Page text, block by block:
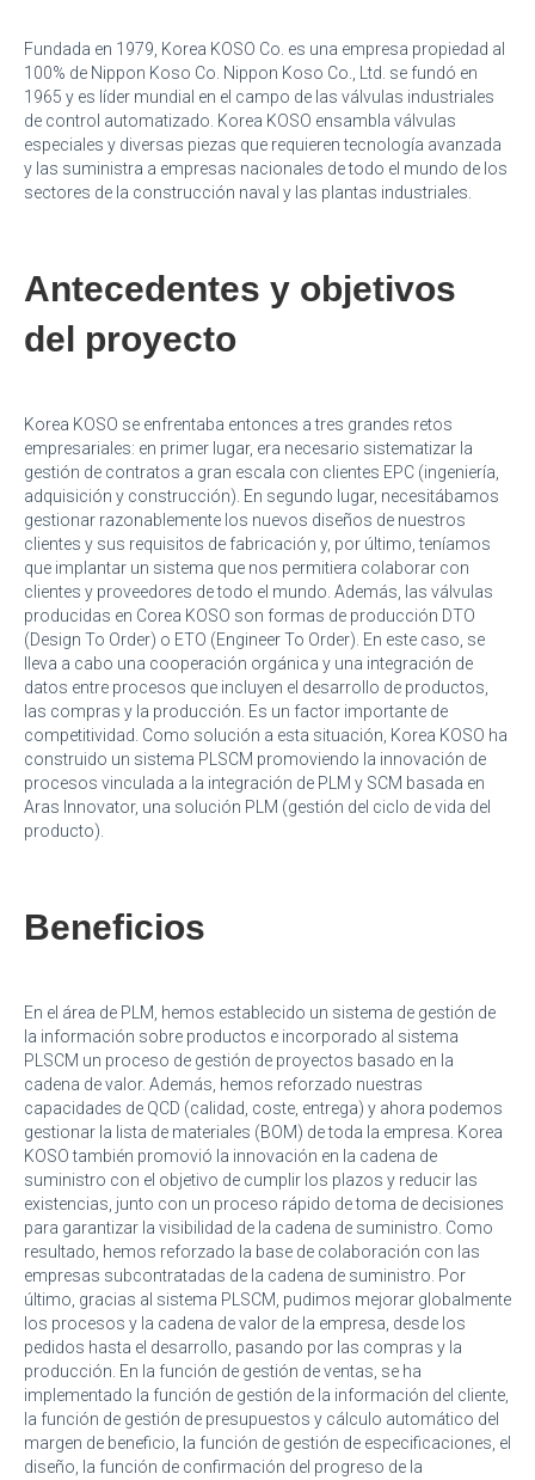
Fundada en 1979, Korea KOSO Co. es una empresa propiedad al
100% de Nippon Koso Co. Nippon Koso Co., Ltd. se fundó en
1965 y es líder mundial en el campo de las válvulas industriales
de control automatizado. Korea KOSO ensambla válvulas
especiales y diversas piezas que requieren tecnología avanzada
y las suministra a empresas nacionales de todo el mundo de los
sectores de la construcción naval y las plantas industriales.
Antecedentes y objetivos
del proyecto
Korea KOSO se enfrentaba entonces a tres grandes retos
empresariales: en primer lugar, era necesario sistematizar la
gestión de contratos a gran escala con clientes EPC (ingeniería,
adquisición y construcción). En segundo lugar, necesitábamos
gestionar razonablemente los nuevos diseños de nuestros
clientes y sus requisitos de fabricación y, por último, teníamos
que implantar un sistema que nos permitiera colaborar con
clientes y proveedores de todo el mundo. Además, las válvulas
producidas en Corea KOSO son formas de producción DTO
(Design To Order) o ETO (Engineer To Order). En este caso, se
lleva a cabo una cooperación orgánica y una integración de
datos entre procesos que incluyen el desarrollo de productos,
las compras y la producción. Es un factor importante de
competitividad. Como solución a esta situación, Korea KOSO ha
construido un sistema PLSCM promoviendo la innovación de
procesos vinculada a la integración de PLM y SCM basada en
Aras Innovator, una solución PLM (gestión del ciclo de vida del
producto).
Beneficios
En el área de PLM, hemos establecido un sistema de gestión de
la información sobre productos e incorporado al sistema
PLSCM un proceso de gestión de proyectos basado en la
cadena de valor. Además, hemos reforzado nuestras
capacidades de QCD (calidad, coste, entrega) y ahora podemos
gestionar la lista de materiales (BOM) de toda la empresa. Korea
KOSO también promovió la innovación en la cadena de
suministro con el objetivo de cumplir los plazos y reducir las
existencias, junto con un proceso rápido de toma de decisiones
para garantizar la visibilidad de la cadena de suministro. Como
resultado, hemos reforzado la base de colaboración con las
empresas subcontratadas de la cadena de suministro. Por
último, gracias al sistema PLSCM, pudimos mejorar globalmente
los procesos y la cadena de valor de la empresa, desde los
pedidos hasta el desarrollo, pasando por las compras y la
producción. En la función de gestión de ventas, se ha
implementado la función de gestión de la información del cliente,
la función de gestión de presupuestos y cálculo automático del
margen de beneficio, la función de gestión de especificaciones, el
diseño, la función de confirmación del progreso de la